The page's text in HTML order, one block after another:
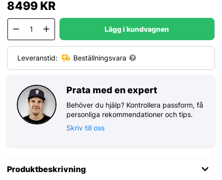
8499KR
Lägg i kundvagnen
Leveranstid: Beställningsvara
Prata med en expert
Behöver du hjälp? Kontrollera passform, få
personliga rekommendationer och tips.
Skriv till oss
Produktbeskrivning